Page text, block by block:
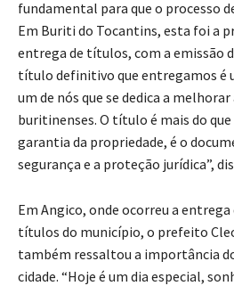
fundamental para que o processo
Em Buriti do Tocantins, esta foi a
entrega de títulos, com a emissão
título definitivo que entregamos é
um de nós que se dedica a
buritinenses. O título é mais do
garantia da propriedade, é o
segurança e a proteção jurídica”,
Em Angico, onde ocorreu a
títulos do município, o prefeito
também ressaltou a importância
cidade. “Hoje é um dia especial,